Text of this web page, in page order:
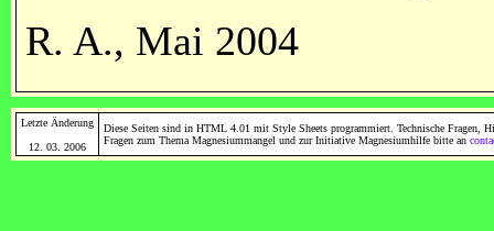
R. A., Mai 2004
Letzte Änderung
Diese Seiten sind in HTML 4.01 mit Style Sheets programmiert. Technische Fragen,
Fragen zum Thema Magnesiummangel und zur Initiative Magnesiumhilfe bitte an
12. 03. 2006